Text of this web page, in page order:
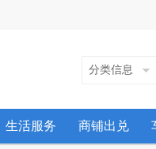
分类信息
生活服务 商铺出兑